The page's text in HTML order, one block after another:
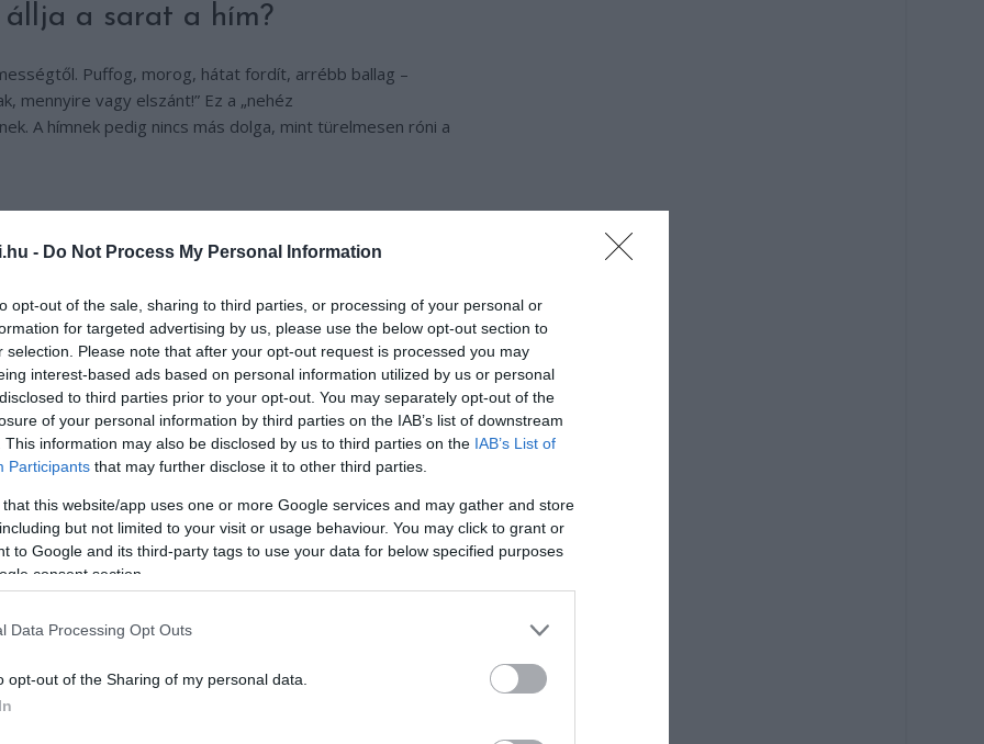
- Do Not Process My Personal Information
opt-out of the sale, sharing to third parties, or processing of your personal or
for targeted advertising by us, please use the below opt-out section to
selection. Please note that after your opt-out request is processed you may
interest-based ads based on personal information utilized by us or personal
to third parties prior to your opt-out. You may separately opt-out of the
of your personal information by third parties on the IAB’s list of downstream
This information may also be disclosed by us to third parties on the IAB’s List of
Participants that may further disclose it to other third parties.
that this website/app uses one or more Google services and may gather and store
but not limited to your visit or usage behaviour. You may click to grant or
to Google and its third-party tags to use your data for below specified purposes
consent section.
Data Processing Opt Outs
opt-out of the Sharing of my personal data.
a sarat a hím?
Puffog, morog, hátat fordít, arrébb ballag –
mennyire vagy elszánt!” Ez a „nehéz
A hímnek pedig nincs más dolga, mint türelmesen róni a
nem villámrandi!
inkább egy lassú, kitartó maraton. Néha már-már egy
– csak épp zene nélkül, a bokrok rejtekében. És
érdemes küzdeni.
ír